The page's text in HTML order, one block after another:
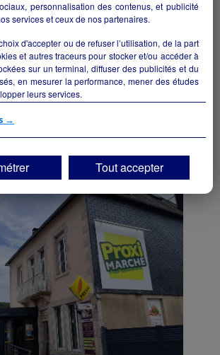
Boulangerie Pâtisserie
Arleuf - 58430
Alimentation particulier
personnalisation des contenus, et publicité
services et ceux de nos partenaires.
d'accepter ou de refuser l’utilisation, de la part
et autres traceurs pour stocker et/ou accéder à
sur un terminal, diffuser des publicités et du
en mesurer la performance, mener des études
leurs services.
sans accepter, les fonctionnalités liées à la
Seuls lescookies/traceurs techniquesseront
terminal.
vos choix en cliquant sur "Tout accepter",
ou "Paramétrer", et les modifier à tout
sur le lien "Paramétrez vos choix" situé en bas de
→
Tout accepter